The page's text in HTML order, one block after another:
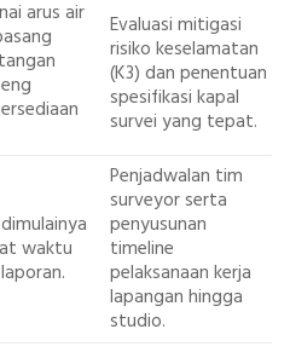
arus air
Evaluasi mitigasi
risiko keselamatan
(K3) dan penentuan
spesifikasi kapal
survei yang tepat.
waktu
Penjadwalan tim
surveyor serta
penyusunan
timeline
pelaksanaan kerja
lapangan hingga
studio.